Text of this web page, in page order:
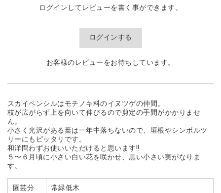
ログインしてレビューを書く事ができます。
ログインする
お客様のレビューをお待ちしています。
スカイペンシルはモチノキ科のイヌツゲの仲間。
枝が広がらず上を向いて伸びるので剪定の手間がかかりませ
ん。
小さく光沢がある葉は一年中落ちないので、垣根やシンボルツ
リーにもピッタリです。
和洋問わずお使いいただけると思います!!
５〜６月頃に小さい白い花を咲かせ、黒い小さい実がなりま
す。
園芸分
常緑低木